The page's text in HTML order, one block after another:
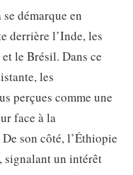
démarque en
derrière l’Inde, les
le Brésil. Dans ce
les
perçues comme une
face à la
son côté, l’Éthiopie
signalant un intérêt